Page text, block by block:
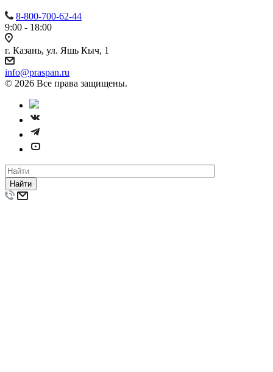
8-800-700-62-44
9:00 - 18:00
г. Казань, ул. Яшь Кыч, 1
info@praspan.ru
© 2026 Все права защищены.
Найти